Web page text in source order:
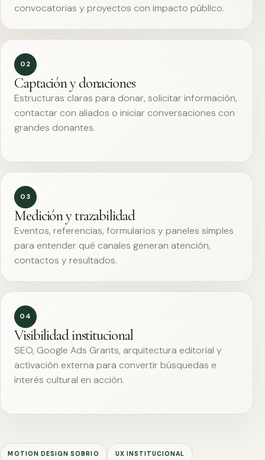
convocatorias y proyectos con impacto público.
02
Captación y donaciones
Estructuras claras para donar, solicitar información,
contactar con aliados o iniciar conversaciones con
grandes donantes.
03
Medición y trazabilidad
Eventos, referencias, formularios y paneles simples
para entender qué canales generan atención,
contactos y resultados.
04
Visibilidad institucional
SEO, Google Ads Grants, arquitectura editorial y
activación externa para convertir búsquedas e
interés cultural en acción.
MOTION DESIGN SOBRIO UX INSTITUCIONAL